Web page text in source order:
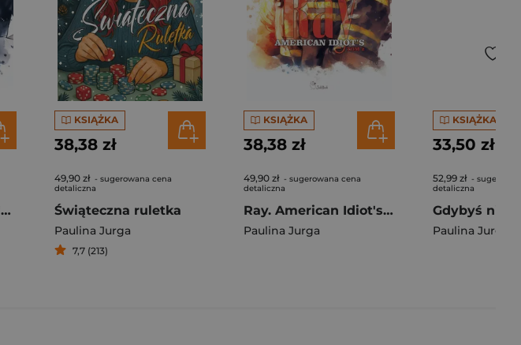
Max. American Idiot's. Tom 3
KSIĄŻKA
38,38 zł
49,90 zł - sugerowana cena
detaliczna
Świąteczna ruletka
Paulina Jurga
7,7 (213)
KSIĄŻKA
38,38 zł
49,90 zł - sugerowana cena
detaliczna
Ray. American Idiot's. Tom 2
Paulina Jurga
KSIĄŻKA
33,50 zł
52,99 zł -
detaliczna
Paulina Jurga